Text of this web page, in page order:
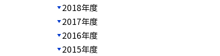
2018年度
2017年度
2016年度
2015年度